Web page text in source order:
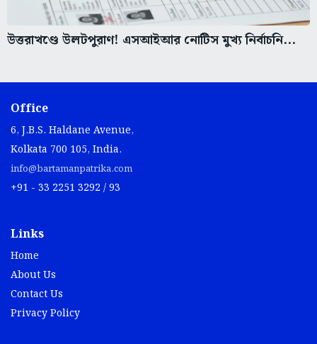
উত্তরাখণ্ডে উলটপুরাণ! এসআইআর নোটিস মুখ্য নির্বাচনি...
Office
6, J.B.S. Haldane Avenue,
Kolkata 700 105, India.
info@bartamanpatrika.com
+91 - 33 2251 3292 / 93
Links
Home
About Us
Contact Us
Privacy Policy